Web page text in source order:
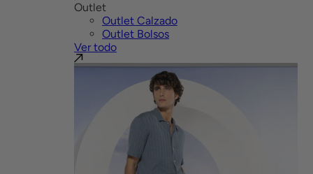
Outlet
Outlet Calzado
Outlet Bolsos
Ver todo